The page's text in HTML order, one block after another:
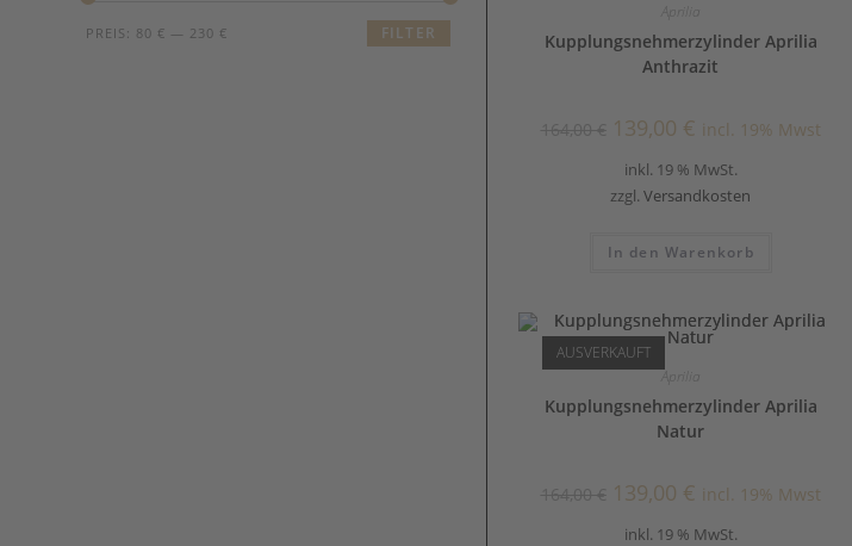
Aprilia
Kupplungsnehmerzylinder Aprilia
Anthrazit
139,00 € incl. 19% Mwst
inkl. 19 % MwSt.
zzgl.Versandkosten
In den Warenkorb
AUSVERKAUFT
Aprilia
Kupplungsnehmerzylinder Aprilia
Natur
139,00 € incl. 19% Mwst
inkl. 19 % MwSt.
FILTER
PREIS: 80 € — 230 €